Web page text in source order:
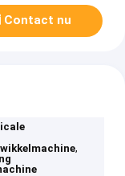
Contact nu
,